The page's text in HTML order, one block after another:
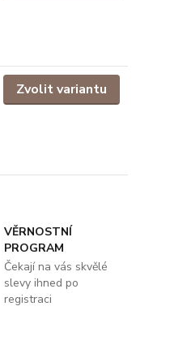
Zvolit variantu
VĚRNOSTNÍ
PROGRAM
Čekají na vás skvělé
slevy ihned po
registraci